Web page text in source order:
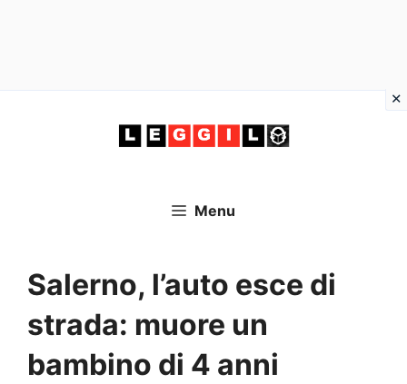
Menu
Salerno, l’auto esce di
strada: muore un
bambino di 4 anni